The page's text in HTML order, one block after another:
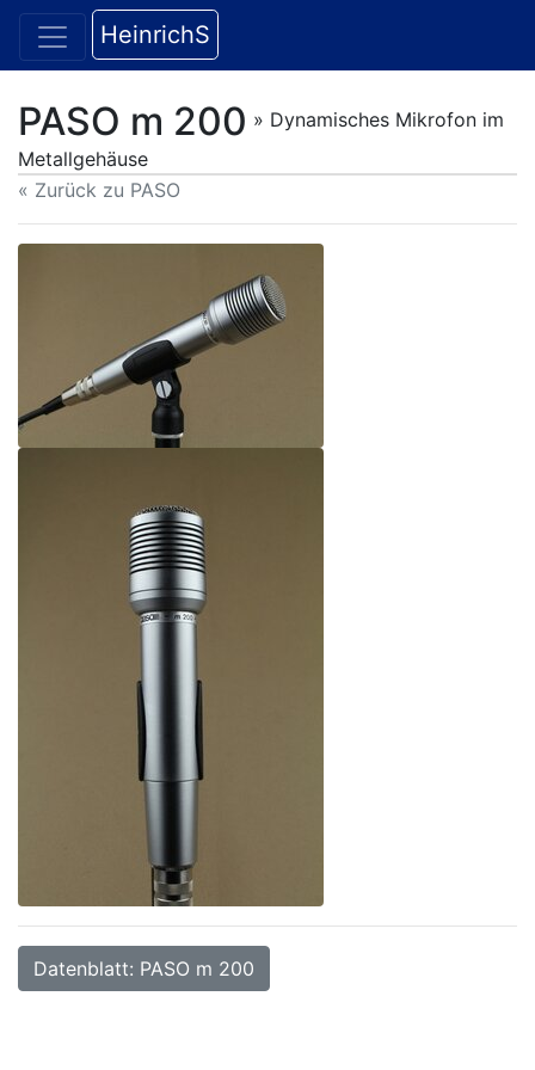
HeinrichS
PASO m 200 » Dynamisches Mikrofon im
Metallgehäuse
« Zurück zu PASO
Datenblatt: PASO m 200